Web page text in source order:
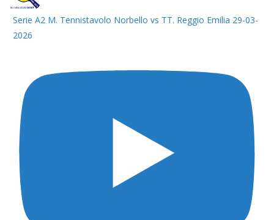
Serie A2 M. Tennistavolo Norbello vs TT. Reggio Emilia 29-03-
2026